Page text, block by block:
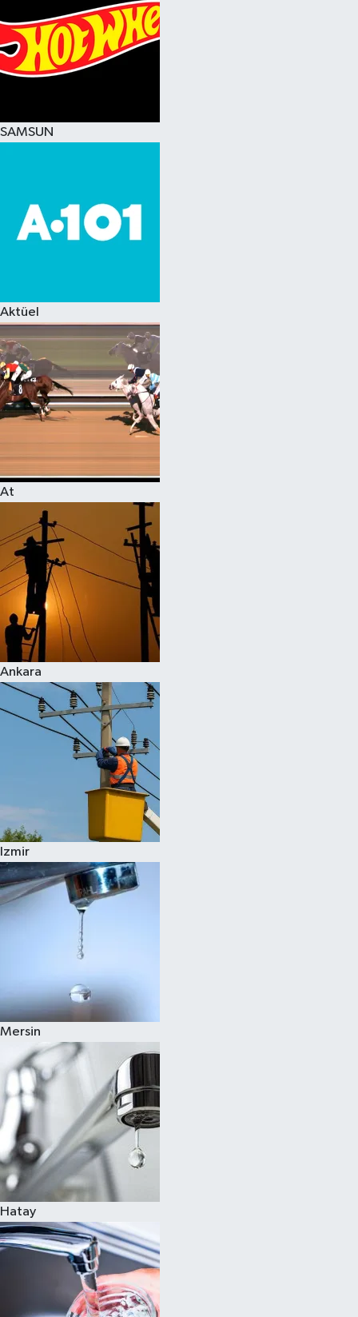
SAMSUN
Aktüel
At
Ankara
Izmir
Mersin
Hatay